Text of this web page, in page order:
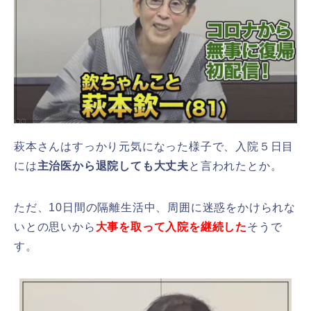
萩本さんはすっかり元気になった様子で、入院５日目
には主治医から退院しても大丈夫と言われたとか。
ただ、10日間の隔離生活中、周囲に迷惑をかけられな
いとの思いから 大事を取って入院を継続したそうで
す。